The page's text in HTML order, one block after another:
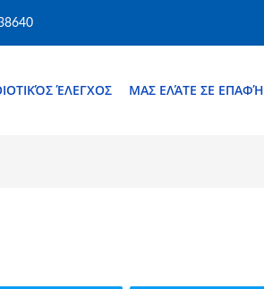
ΈΛΕΓΧΟΣ ΜΑΣ ΕΛΆΤΕ ΣΕ